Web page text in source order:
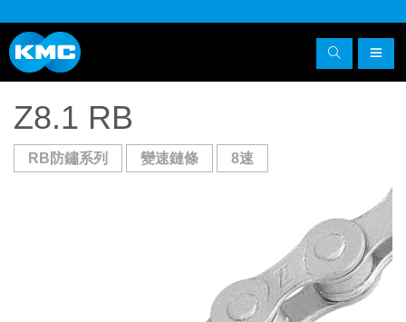
Z8.1 RB
RB防鏽系列 變速鏈條 8速